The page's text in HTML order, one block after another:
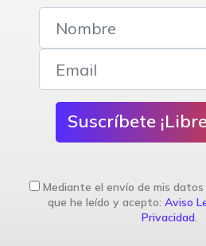
Suscríbete
Mediante el envío de mis
que he leído y acepto: Aviso
Privacidad.